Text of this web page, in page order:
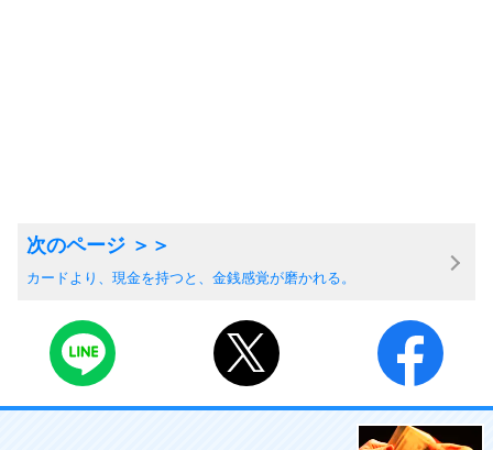
カードより、現金を持つと、金銭感覚が磨かれる。